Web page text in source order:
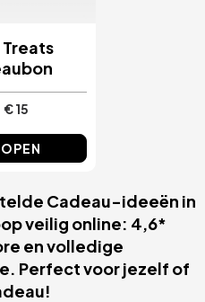
€ 15
Cadeau-ideeën in
veilig online: 4,6*
en volledige
Perfect voor jezelf of